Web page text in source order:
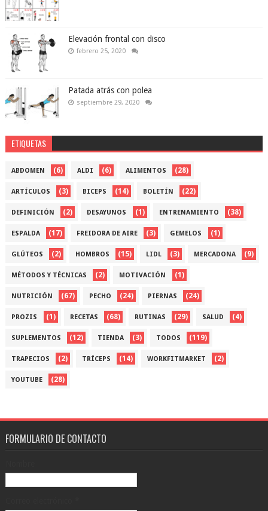
Elevación frontal con disco
febrero 25, 2020
Patada atrás con polea
septiembre 29, 2020
ETIQUETAS
ABDOMEN (6) ALDI (6) ALIMENTOS (28)
ARTÍCULOS (3) BICEPS (14) BOLETÍN (22)
DEFINICIÓN (2) DESAYUNOS (1) ENTRENAMIENTO (38)
ESPALDA (17) FREIDORA DE AIRE (3) GEMELOS (1)
GLÚTEOS (2) HOMBROS (15) LIDL (3) MERCADONA (9)
MÉTODOS Y TÉCNICAS (2) MOTIVACIÓN (1)
NUTRICIÓN (67) PECHO (24) PIERNAS (24)
PROZIS (1) RECETAS (68) RUTINAS (29) SALUD (4)
SUPLEMENTOS (12) TIENDA (3) TODOS (119)
TRAPECIOS (2) TRÍCEPS (14) WORKFITMARKET (2)
YOUTUBE (28)
FORMULARIO DE CONTACTO